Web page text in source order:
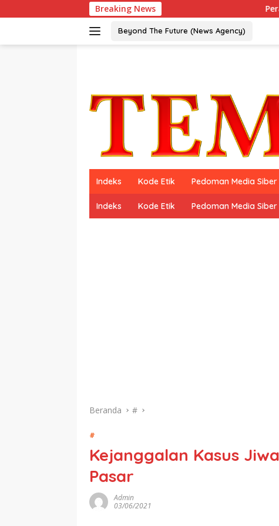
ke
Breaking News Peraih Dua Kali
Beyond The Future (News Agency)
Indeks Kode Etik Pedoman Media Siber
Indeks Kode Etik Pedoman Media Siber
Beranda #
#
Kejanggalan Kasus
Pasar
Admin
03/06/2021